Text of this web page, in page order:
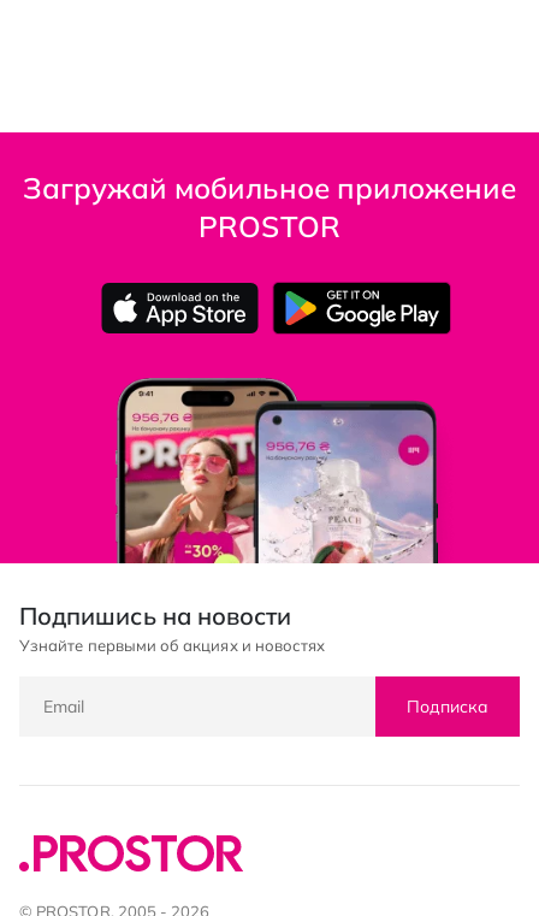
Загружай мобильное приложение
PROSTOR
Подпишись на новости
Узнайте первыми об акциях и новостях
Подписка
© PROSTOR, 2005 - 2026